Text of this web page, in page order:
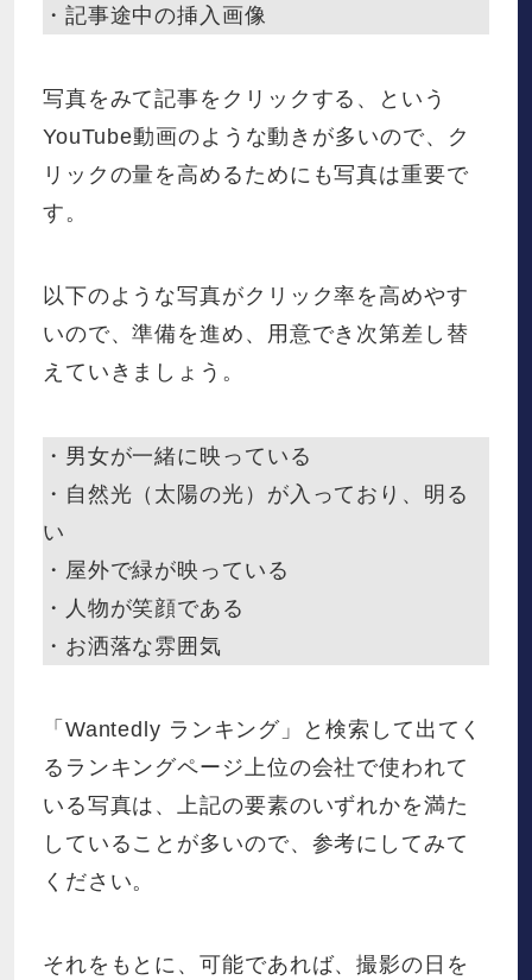
・記事途中の挿入画像
写真をみて記事をクリックする、という
YouTube動画のような動きが多いので、ク
リックの量を高めるためにも写真は重要で
す。
以下のような写真がクリック率を高めやす
いので、準備を進め、用意でき次第差し替
えていきましょう。
・男女が一緒に映っている
・自然光（太陽の光）が入っており、明る
い
・屋外で緑が映っている
・人物が笑顔である
・お洒落な雰囲気
「Wantedly ランキング」と検索して出てく
るランキングページ上位の会社で使われて
いる写真は、上記の要素のいずれかを満た
していることが多いので、参考にしてみて
ください。
それをもとに、可能であれば、撮影の日を